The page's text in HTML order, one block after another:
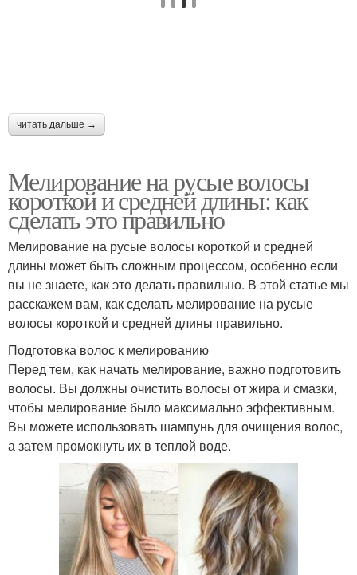
читать дальше →
Мелирование на русые волосы
короткой и средней длины: как
сделать это правильно
Мелирование на русые волосы короткой и средней
длины может быть сложным процессом, особенно если
вы не знаете, как это делать правильно. В этой статье мы
расскажем вам, как сделать мелирование на русые
волосы короткой и средней длины правильно.
Подготовка волос к мелированию
Перед тем, как начать мелирование, важно подготовить
волосы. Вы должны очистить волосы от жира и смазки,
чтобы мелирование было максимально эффективным.
Вы можете использовать шампунь для очищения волос,
а затем промокнуть их в теплой воде.